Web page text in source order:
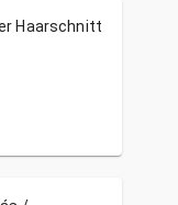
Haarschnitt